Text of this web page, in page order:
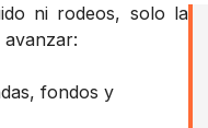
ni rodeos, solo la
fondos y